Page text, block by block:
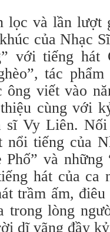
lọc và lần lượt
của Nhạc
với tiếng hát
tác
viết vào
cùng với
sĩ Vy Liên.
nổi tiếng của
Phố” và
hát của ca
trầm ấm,
trong lòng
dĩ vãng đầy